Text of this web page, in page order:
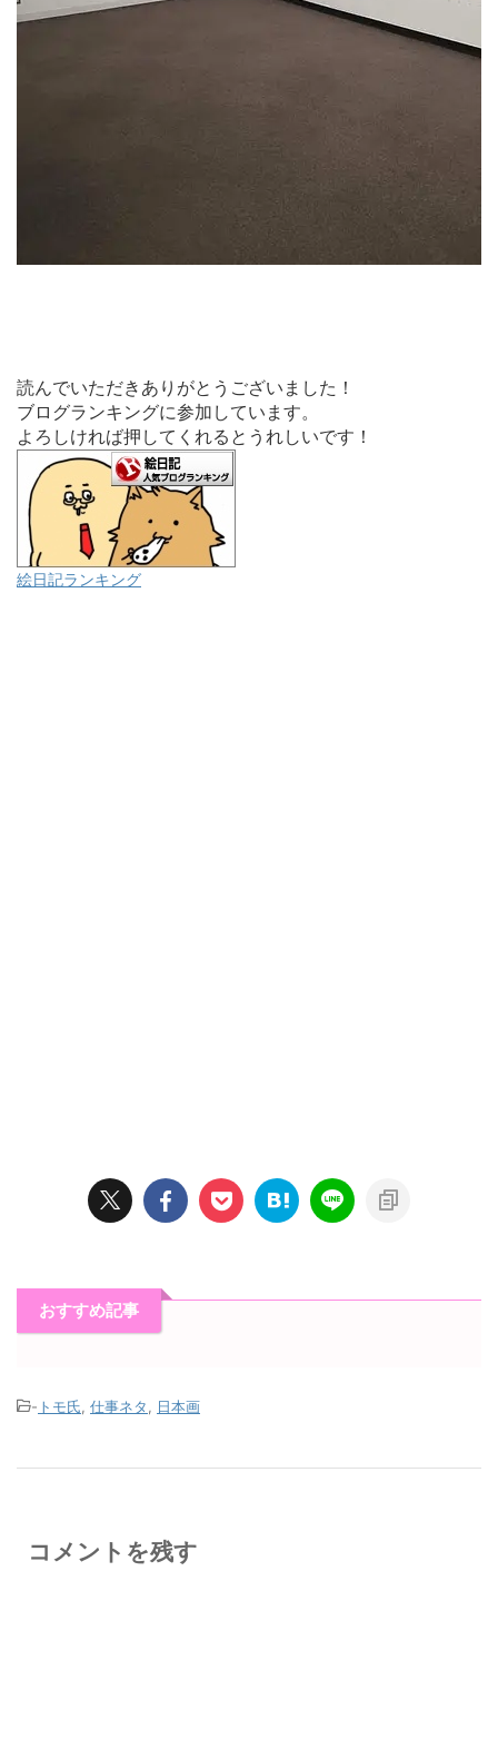
読んでいただきありがとうございました！
ブログランキングに参加しています。
よろしければ押してくれるとうれしいです！
絵日記ランキング
おすすめ記事
- トモ氏 仕事ネタ 日本画
コメントを残す